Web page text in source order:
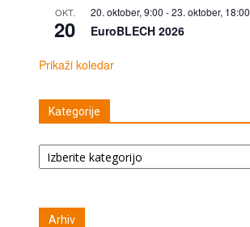
OKT.
20
20. oktober, 9:00 -23. oktober, 18:00
EuroBLECH 2026
Prikaži koledar
Kategorije
Kategorije
Arhiv